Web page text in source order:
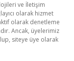
ve İletişim
olarak hizmet
olarak denetleme
Ancak, üyelerimiz
siteye üye olarak